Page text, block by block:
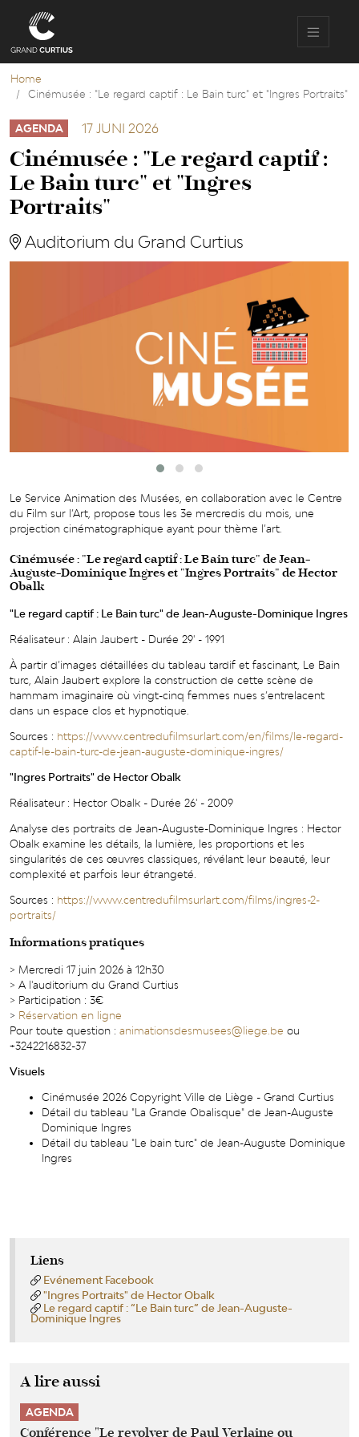
de
gaan
Home
Cinémusée : "Le regard captif : Le Bain turc" et "Ingres Portraits"
AGENDA 17 JUNI 2026
Cinémusée : "Le regard captif :
Le Bain turc" et "Ingres
Portraits"
Auditorium du Grand Curtius
Le Service Animation des Musées, en collaboration avec le Centre
du Film sur l’Art, propose tous les 3e mercredis du mois, une
projection cinématographique ayant pour thème l’art.
Cinémusée : "Le regard captif : Le Bain turc" de Jean-
Auguste-Dominique Ingres et "Ingres Portraits" de Hector
Obalk
"Le regard captif : Le Bain turc" de Jean-Auguste-Dominique Ingres
Réalisateur : Alain Jaubert - Durée 29' - 1991
À partir d’images détaillées du tableau tardif et fascinant, Le Bain
turc, Alain Jaubert explore la construction de cette scène de
hammam imaginaire où vingt-cinq femmes nues s’entrelacent
dans un espace clos et hypnotique.
Sources : https://www.centredufilmsurlart.com/en/films/le-regard-
captif-le-bain-turc-de-jean-auguste-dominique-ingres/
"Ingres Portraits" de Hector Obalk
Réalisateur : Hector Obalk - Durée 26' - 2009
Analyse des portraits de Jean-Auguste-Dominique Ingres : Hector
Obalk examine les détails, la lumière, les proportions et les
singularités de ces œuvres classiques, révélant leur beauté, leur
complexité et parfois leur étrangeté.
Sources : https://www.centredufilmsurlart.com/films/ingres-2-
portraits/
Informations pratiques
> Mercredi 17 juin 2026 à 12h30
> A l'auditorium du Grand Curtius
> Participation : 3€
> Réservation en ligne
Pour toute question : animationsdesmusees@liege.be ou
+3242216832-37
Visuels
Cinémusée 2026 Copyright Ville de Liège - Grand Curtius
Détail du tableau "La Grande Obalisque" de Jean-Auguste
Dominique Ingres
Détail du tableau "Le bain turc" de Jean-Auguste Dominique
Ingres
Liens
Evénement Facebook
"Ingres Portraits" de Hector Obalk
Le regard captif : “Le Bain turc” de Jean-Auguste-
Dominique Ingres
A lire aussi
AGENDA
Conférence "Le revolver de Paul Verlaine ou